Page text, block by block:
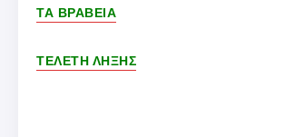
ΤΑ ΒΡΑΒΕΙΑ
ΤΕΛΕΤΗ ΛΗΞΗΣ